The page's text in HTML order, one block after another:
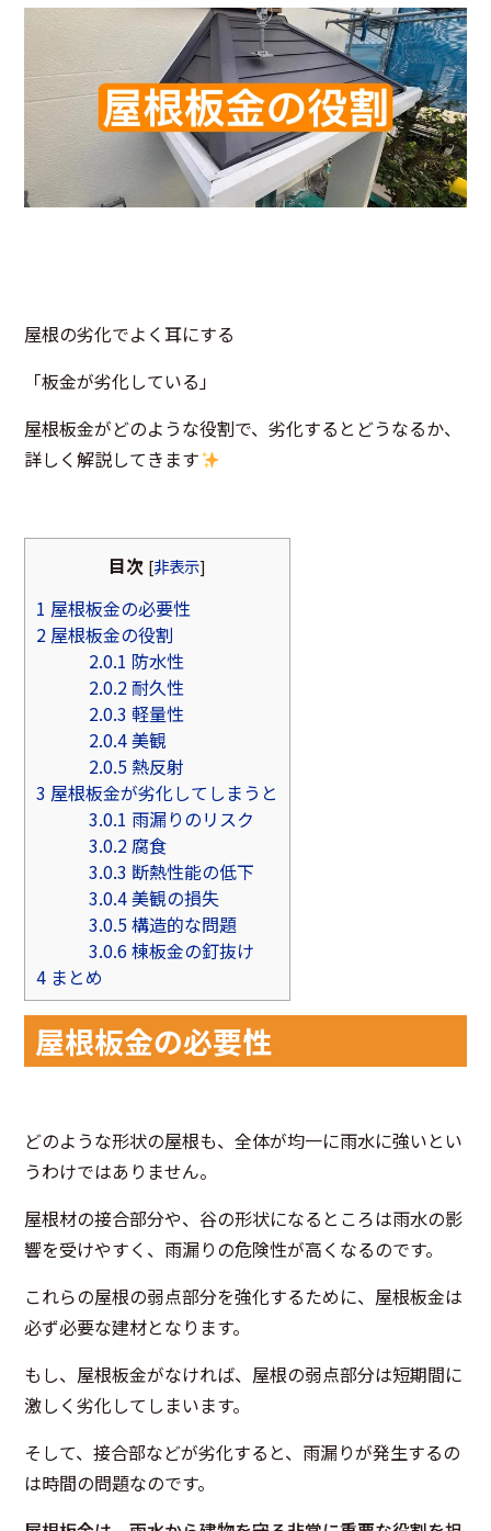
屋根の劣化でよく耳にする
「板金が劣化している」
屋根板金がどのような役割で、劣化するとどうなるか、
詳しく解説してきます
目次 [非表示]
1 屋根板金の必要性
2 屋根板金の役割
2.0.1 防水性
2.0.2耐久性
2.0.3 軽量性
2.0.4美観
2.0.5熱反射
3 屋根板金が劣化してしまうと
3.0.1 雨漏りのリスク
3.0.2 腐食
3.0.3 断熱性能の低下
3.0.4美観の損失
3.0.5構造的な問題
3.0.6棟板金の釘抜け
4 まとめ
屋根板金の必要性
どのような形状の屋根も、全体が均一に雨水に強いとい
うわけではありません。
屋根材の接合部分や、谷の形状になるところは雨水の影
響を受けやすく、雨漏りの危険性が高くなるのです。
これらの屋根の弱点部分を強化するために、屋根板金は
必ず必要な建材となります。
もし、屋根板金がなければ、屋根の弱点部分は短期間に
激しく劣化してしまいます。
そして、接合部などが劣化すると、雨漏りが発生するの
は時間の問題なのです。